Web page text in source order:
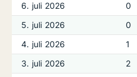
6. juli 2026
0
5. juli 2026
0
4. juli 2026
1
3. juli 2026
2